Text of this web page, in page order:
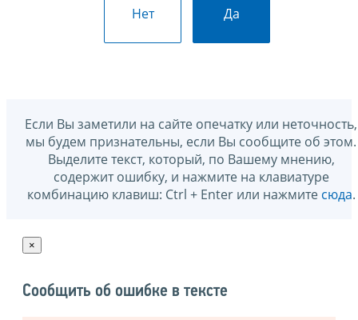
Нет Да
Если Вы заметили на сайте опечатку или неточность,
мы будем признательны, если Вы сообщите об этом.
Выделите текст, который, по Вашему мнению,
содержит ошибку, и нажмите на клавиатуре
комбинацию клавиш: Ctrl + Enter или нажмите сюда.
×
Сообщить об ошибке в тексте